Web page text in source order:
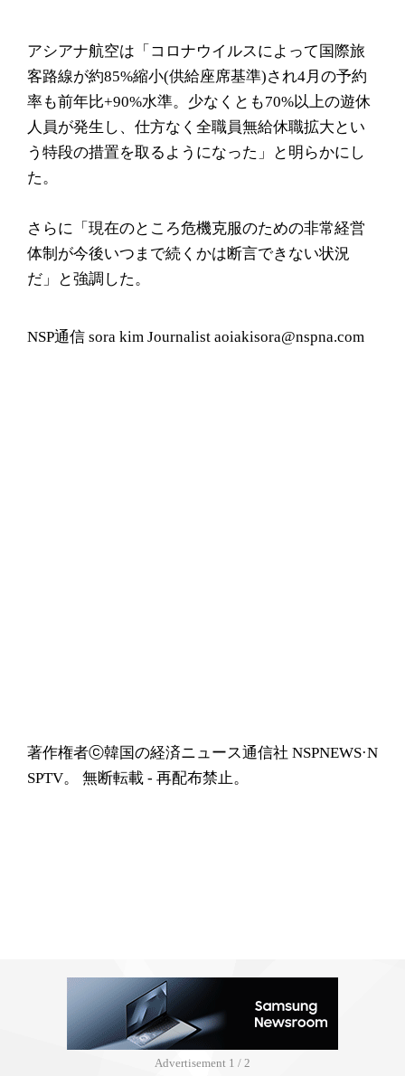
アシアナ航空は「コロナウイルスによって国際旅
客路線が約85%縮小(供給座席基準)され4月の予約
率も前年比+90%水準。少なくとも70%以上の遊休
人員が発生し、仕方なく全職員無給休職拡大とい
う特段の措置を取るようになった」と明らかにし
た。
さらに「現在のところ危機克服のための非常経営
体制が今後いつまで続くかは断言できない状況
だ」と強調した。
NSP通信 sora kim Journalist aoiakisora@nspna.com
著作権者ⓒ韓国の経済ニュース通信社 NSPNEWS·N
SPTV。 無断転載 - 再配布禁止。
Advertisement 1 / 2